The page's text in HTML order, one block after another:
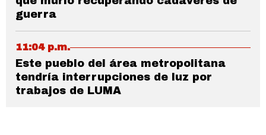
guerra
11:04 p.m.
Este pueblo del área metropolitana
tendría interrupciones de luz por
trabajos de LUMA